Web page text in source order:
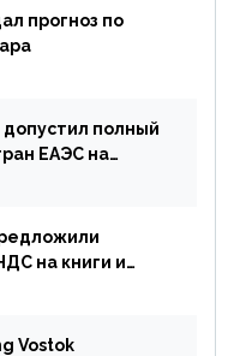
прогноз по
полный
ЕАЭС на
на книги и
Vostok